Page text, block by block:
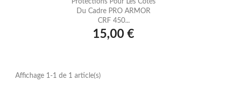
Du Cadre PRO ARMOR
CRF 450...
15,00 €
Affichage 1-1 de 1 article(s)